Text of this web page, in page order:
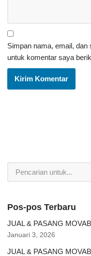
Simpan nama, email,
untuk komentar saya
Pos-pos Terbaru
JUAL & PASANG
Januari 3, 2026
JUAL & PASANG